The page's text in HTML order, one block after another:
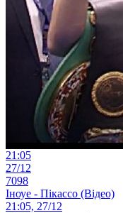
21:05
27/12
7098
Іноуе - Пікассо (Відео)
21:05, 27/12